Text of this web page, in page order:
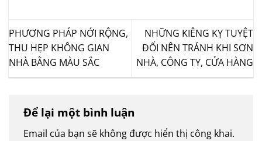
PHƯƠNG PHÁP NỚI RỘNG,
THU HẸP KHÔNG GIAN
NHÀ BẰNG MÀU SẮC
NHỮNG KIÊNG KỴ TUYỆT
ĐỐI NÊN TRÁNH KHI SƠN
NHÀ, CÔNG TY, CỬA HÀNG
Để lại một bình luận
Email của bạn sẽ không được hiển thị công khai.